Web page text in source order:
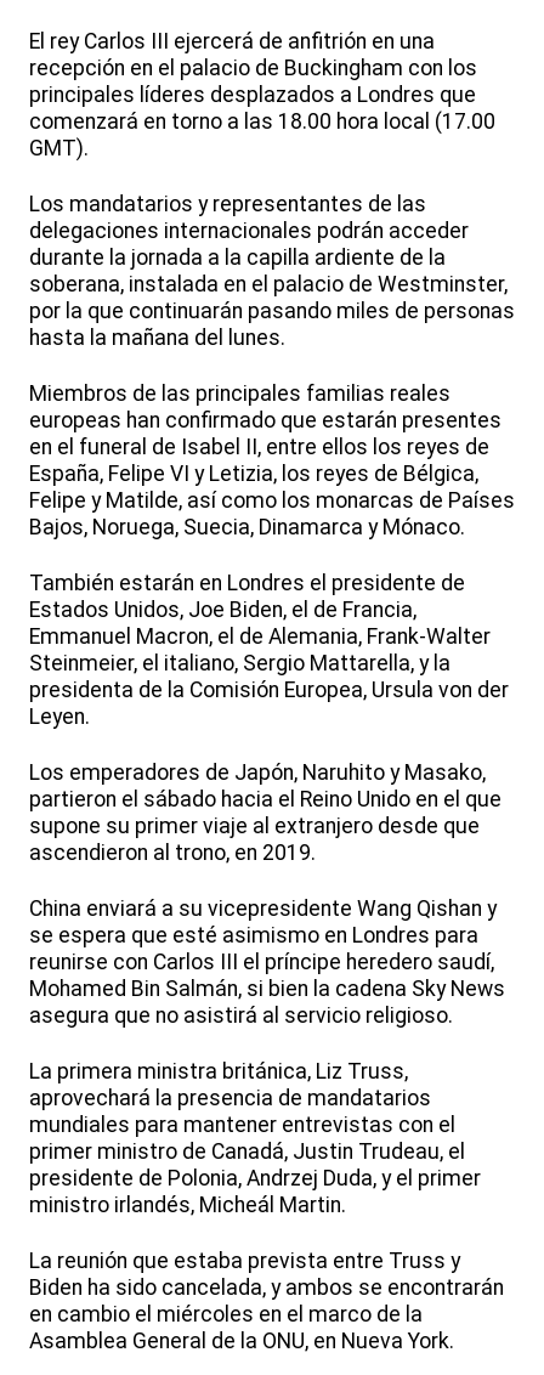
El rey Carlos III ejercerá de anfitrión en una
recepción en el palacio de Buckingham con los
principales líderes desplazados a Londres que
comenzará en torno a las 18.00 hora local (17.00
GMT).
Los mandatarios y representantes de las
delegaciones internacionales podrán acceder
durante la jornada a la capilla ardiente de la
soberana, instalada en el palacio de Westminster,
por la que continuarán pasando miles de personas
hasta la mañana del lunes.
Miembros de las principales familias reales
europeas han confirmado que estarán presentes
en el funeral de Isabel II, entre ellos los reyes de
España, Felipe VI y Letizia, los reyes de Bélgica,
Felipe y Matilde, así como los monarcas de Países
Bajos, Noruega, Suecia, Dinamarca y Mónaco.
También estarán en Londres el presidente de
Estados Unidos, Joe Biden, el de Francia,
Emmanuel Macron, el de Alemania, Frank-Walter
Steinmeier, el italiano, Sergio Mattarella, y la
presidenta de la Comisión Europea, Ursula von der
Leyen.
Los emperadores de Japón, Naruhito y Masako,
partieron el sábado hacia el Reino Unido en el que
supone su primer viaje al extranjero desde que
ascendieron al trono, en 2019.
China enviará a su vicepresidente Wang Qishan y
se espera que esté asimismo en Londres para
reunirse con Carlos III el príncipe heredero saudí,
Mohamed Bin Salmán, si bien la cadena Sky News
asegura que no asistirá al servicio religioso.
La primera ministra británica, Liz Truss,
aprovechará la presencia de mandatarios
mundiales para mantener entrevistas con el
primer ministro de Canadá, Justin Trudeau, el
presidente de Polonia, Andrzej Duda, y el primer
ministro irlandés, Micheál Martin.
La reunión que estaba prevista entre Truss y
Biden ha sido cancelada, y ambos se encontrarán
en cambio el miércoles en el marco de la
Asamblea General de la ONU, en Nueva York.